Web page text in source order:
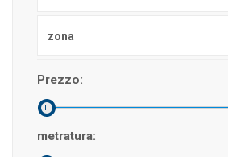
zona
Prezzo:
metratura: